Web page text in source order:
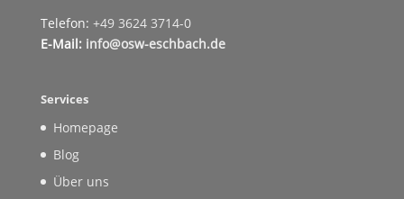
Telefon: +49 3624 3714-0
E-Mail: info@osw-eschbach.de
Services
Homepage
Blog
Über uns